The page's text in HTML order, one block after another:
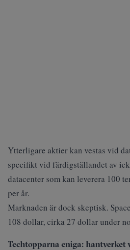
Ytterligare aktier kan vestas vid
specifikt vid färdigställandet av
datacenter som kan leverera 100
per år.
Marknaden är dock skeptisk.
108 dollar, cirka 27 dollar under
Techtopparna eniga: hantverket